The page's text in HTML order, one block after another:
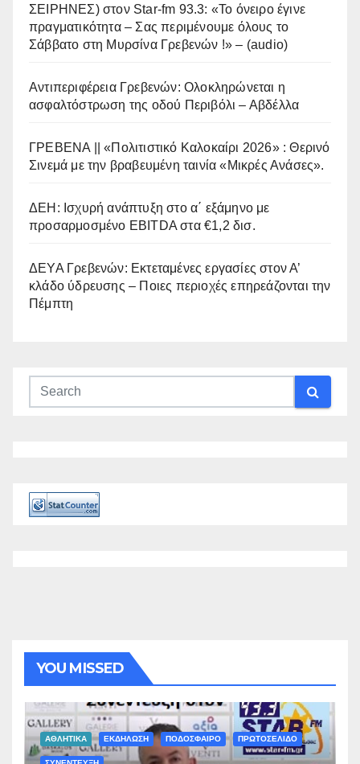
ΣΕΙΡΗΝΕΣ) στον Star-fm 93.3: «Το όνειρο έγινε
πραγματικότητα – Σας περιμένουμε όλους το
Σάββατο στη Μυρσίνα Γρεβενών !» – (audio)
Αντιπεριφέρεια Γρεβενών: Ολοκληρώνεται η
ασφαλτόστρωση της οδού Περιβόλι – Αβδέλλα
ΓΡΕΒΕΝΑ || «Πολιτιστικό Καλοκαίρι 2026» : Θερινό
Σινεμά με την βραβευμένη ταινία «Μικρές Ανάσες».
ΔΕΗ: Ισχυρή ανάπτυξη στο α΄ εξάμηνο με
προσαρμοσμένο EBITDA στα €1,2 δισ.
ΔΕΥΑ Γρεβενών: Εκτεταμένες εργασίες στον Α’
κλάδο ύδρευσης – Ποιες περιοχές επηρεάζονται την
Πέμπτη
YOU MISSED
ΑΘΛΗΤΙΚΑ ΕΚΔΗΛΩΣΗ ΠΟΔΟΣΦΑΙΡΟ ΠΡΩΤΟΣΕΛΙΔΟ